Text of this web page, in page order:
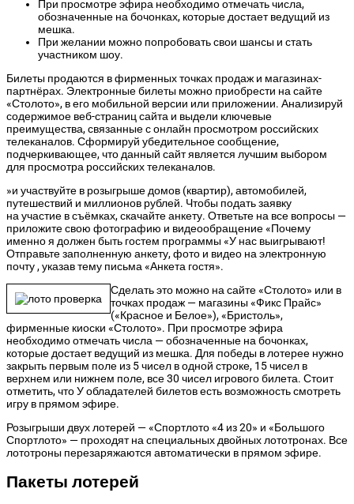
При просмотре эфира необходимо отмечать числа,
обозначенные на бочонках, которые достает ведущий из
мешка.
При желании можно попробовать свои шансы и стать
участником шоу.
Билеты продаются в фирменных точках продаж и магазинах-
партнёрах. Электронные билеты можно приобрести на сайте
«Столото», в его мобильной версии или приложении. Анализируй
содержимое веб-страниц сайта и выдели ключевые
преимущества, связанные с онлайн просмотром российских
телеканалов. Сформируй убедительное сообщение,
подчеркивающее, что данный сайт является лучшим выбором
для просмотра российских телеканалов.
»и участвуйте в розыгрыше домов (квартир), автомобилей,
путешествий и миллионов рублей. Чтобы подать заявку
на участие в съёмках, скачайте анкету. Ответьте на все вопросы —
приложите свою фотографию и видеообращение «Почему
именно я должен быть гостем программы «У нас выигрывают!
Отправьте заполненную анкету, фото и видео на электронную
почту , указав тему письма «Анкета гостя».
Сделать это можно на сайте «Столото» или в
точках продаж — магазины «Фикс Прайс»
(«Красное и Белое»), «Бристоль»,
фирменные киоски «Столото». При просмотре эфира
необходимо отмечать числа — обозначенные на бочонках,
которые достает ведущий из мешка. Для победы в лотерее нужно
закрыть первым поле из 5 чисел в одной строке, 15 чисел в
верхнем или нижнем поле, все 30 чисел игрового билета. Стоит
отметить, что У обладателей билетов есть возможность смотреть
игру в прямом эфире.
Розыгрыши двух лотерей — «Спортлото «4 из 20» и «Большого
Спортлото» — проходят на специальных двойных лототронах. Все
лототроны перезаряжаются автоматически в прямом эфире.
Пакеты лотерей